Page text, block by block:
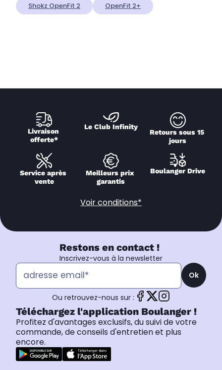
Shokz OpenFit 2 OpenFit 2+
Livraison
offerte*
Le Club Infinity
Retours sous 15
jours
Service après
vente
Meilleurs prix
garantis
Boulanger Drive
Voir conditions*
Restons en contact !
Inscrivez-vous à la newsletter
Ok
Ou retrouvez-nous sur :
Téléchargez l'application Boulanger !
Profitez d'avantages exclusifs, du suivi de votre
commande, de conseils d'entretien et plus
encore.